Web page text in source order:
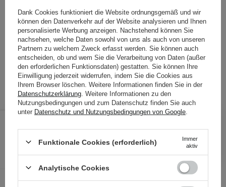
25,90 € 28,00 € / Stk.
IN DEN WARENKORB
Set mit Säureserum und Nährcreme der Marke SkinTra
51,80 €/100 ml, inkl. MwSt.
Produktcode: 26923
Folgende Produkte wurden von
anderen Kunden geprüft
Dank Cookies funktioniert die Website ordnungsgemäß und wir
können den Datenverkehr auf der Website analysieren und Ihnen
personalisierte Werbung anzeigen. Nachstehend können Sie
nachsehen, welche Daten sowohl von uns als auch von unseren
Partnern zu welchem Zweck erfasst werden. Sie können auch
entscheiden, ob und wem Sie die Verarbeitung von Daten (außer
den erforderlichen Funktionsdaten) gestatten. Sie können Ihre
Einwilligung jederzeit widerrufen, indem Sie die Cookies aus
Ihrem Browser löschen. Weitere Informationen finden Sie in der
Datenschutzerklärung . Weitere Informationen zu den
Nutzungsbedingungen und zum Datenschutz finden Sie auch
unter Datenschutz und Nutzungsbedingungen von Google
Funktionale Cookies (erforderlich)
Immer
aktiv
Analytische Cookies